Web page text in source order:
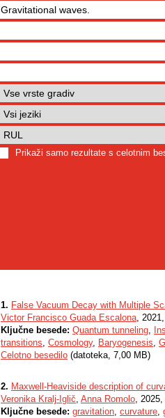
Prikaži samo rezultate s celotnim
1. False Vacuum Decay with Multiple
Victor Francisco Guada Escalona,
Ključne besede: Quantum tunneling,
transitions, Cosmology, Baryogenesis,
Celotno besedilo (datoteka, 7,00 MB)
2. Maxwell-Heaviside description of
Veronika Kralj-Iglič, Anna Romolo,
Ključne besede: gravitation, curvature,